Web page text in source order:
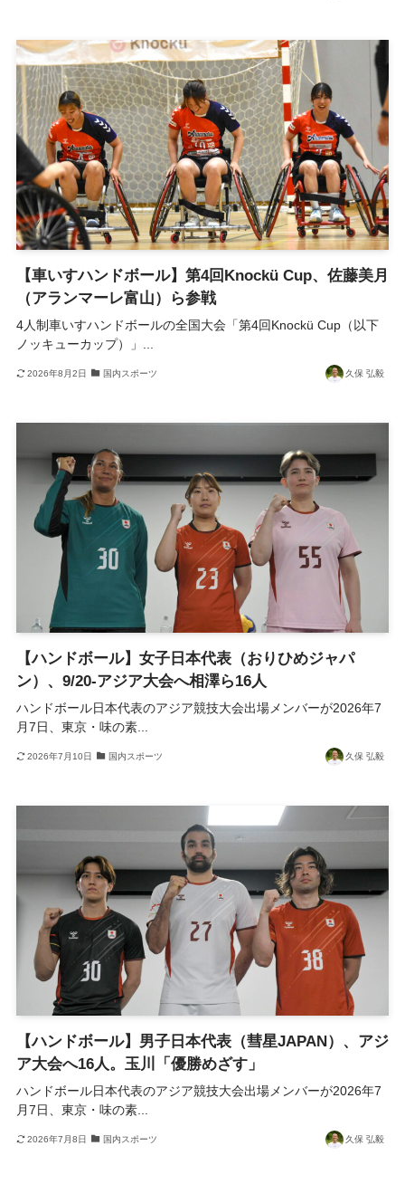
【車いすハンドボール】第4回Knockü Cup、佐藤美月
（アランマーレ富山）ら参戦
4人制車いすハンドボールの全国大会「第4回Knockü Cup（以下
ノッキューカップ）」...
2026年8月2日 国内スポーツ 久保 弘毅
【ハンドボール】女子日本代表（おりひめジャパ
ン）、9/20-アジア大会へ相澤ら16人
ハンドボール日本代表のアジア競技大会出場メンバーが2026年7
月7日、東京・味の素...
2026年7月10日 国内スポーツ 久保 弘毅
【ハンドボール】男子日本代表（彗星JAPAN）、アジ
ア大会へ16人。玉川「優勝めざす」
ハンドボール日本代表のアジア競技大会出場メンバーが2026年7
月7日、東京・味の素...
2026年7月8日 国内スポーツ 久保 弘毅